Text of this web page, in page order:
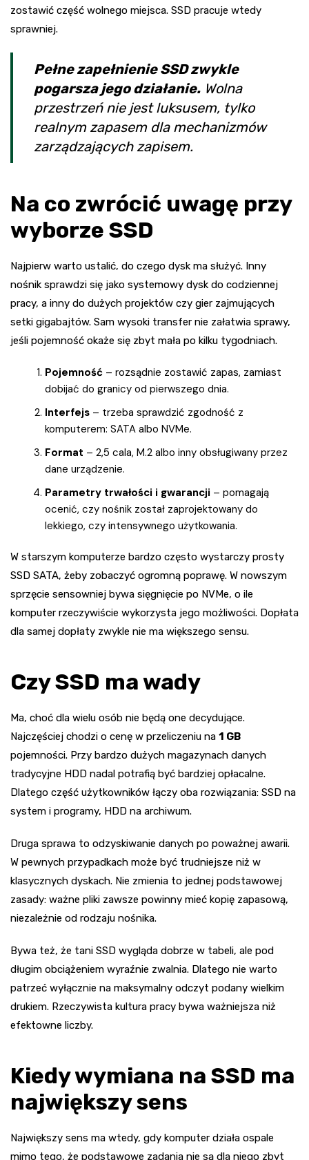
zostawić część wolnego miejsca. SSD pracuje wtedy
sprawniej.
Pełne zapełnienie SSD zwykle
pogarsza jego działanie. Wolna
przestrzeń nie jest luksusem, tylko
realnym zapasem dla mechanizmów
zarządzających zapisem.
Na co zwrócić uwagę przy
wyborze SSD
Najpierw warto ustalić, do czego dysk ma służyć. Inny
nośnik sprawdzi się jako systemowy dysk do codziennej
pracy, a inny do dużych projektów czy gier zajmujących
setki gigabajtów. Sam wysoki transfer nie załatwia sprawy,
jeśli pojemność okaże się zbyt mała po kilku tygodniach.
Pojemność – rozsądnie zostawić zapas, zamiast
dobijać do granicy od pierwszego dnia.
Interfejs – trzeba sprawdzić zgodność z
komputerem: SATA albo NVMe.
Format – 2,5 cala, M.2 albo inny obsługiwany przez
dane urządzenie.
Parametry trwałości i gwarancji – pomagają
ocenić, czy nośnik został zaprojektowany do
lekkiego, czy intensywnego użytkowania.
W starszym komputerze bardzo często wystarczy prosty
SSD SATA, żeby zobaczyć ogromną poprawę. W nowszym
sprzęcie sensowniej bywa sięgnięcie po NVMe, o ile
komputer rzeczywiście wykorzysta jego możliwości. Dopłata
dla samej dopłaty zwykle nie ma większego sensu.
Czy SSD ma wady
Ma, choć dla wielu osób nie będą one decydujące.
Najczęściej chodzi o cenę w przeliczeniu na 1 GB
pojemności. Przy bardzo dużych magazynach danych
tradycyjne HDD nadal potrafią być bardziej opłacalne.
Dlatego część użytkowników łączy oba rozwiązania: SSD na
system i programy, HDD na archiwum.
Druga sprawa to odzyskiwanie danych po poważnej awarii.
W pewnych przypadkach może być trudniejsze niż w
klasycznych dyskach. Nie zmienia to jednej podstawowej
zasady: ważne pliki zawsze powinny mieć kopię zapasową,
niezależnie od rodzaju nośnika.
Bywa też, że tani SSD wygląda dobrze w tabeli, ale pod
długim obciążeniem wyraźnie zwalnia. Dlatego nie warto
patrzeć wyłącznie na maksymalny odczyt podany wielkim
drukiem. Rzeczywista kultura pracy bywa ważniejsza niż
efektowne liczby.
Kiedy wymiana na SSD ma
największy sens
Największy sens ma wtedy, gdy komputer działa ospale
mimo tego, że podstawowe zadania nie są dla niego zbyt